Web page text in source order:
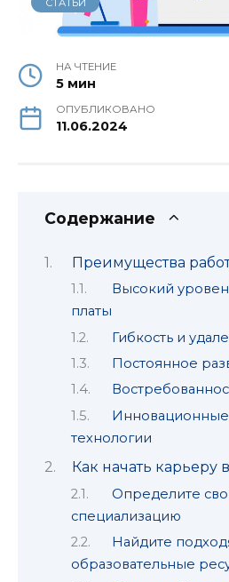
НА ЧТЕНИЕ
5 мин
ОПУБЛИКОВАНО
11.06.2024
Содержание
Преимущества
Высокий
платы
Гибкость и
Постоянное
технологии
Как начать карьеру
Определите
специализацию
Найдите
образовательные